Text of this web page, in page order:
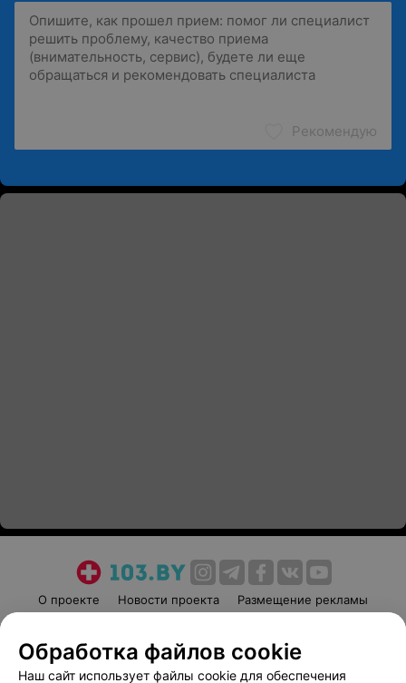
Рекомендую
О проекте Новости проекта
Размещение рекламы
Пользовательское соглашение
Способы оплаты
Вакансии
Партнеры
Обработка файлов cookie
Наш сайт использует файлы cookie для обеспечения